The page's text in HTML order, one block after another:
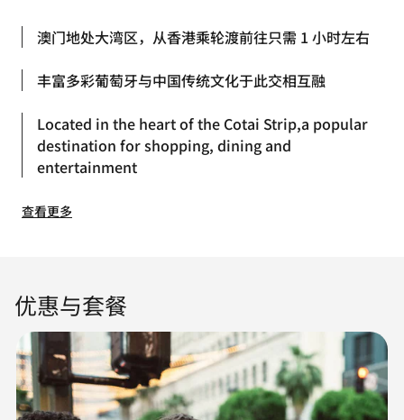
澳门地处大湾区，从香港乘轮渡前往只需 1 小时左右
丰富多彩葡萄牙与中国传统文化于此交相互融
Located in the heart of the Cotai Strip,a popular
destination for shopping, dining and
entertainment
查看更多
优惠与套餐